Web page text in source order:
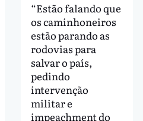
“Estão falando que
os caminhoneiros
estão parando as
rodovias para
salvar o país,
pedindo
intervenção
militar e
impeachment do